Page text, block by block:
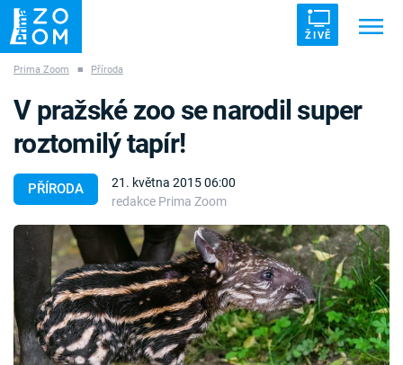
ŽIVĚ
ZÁHADY VETŘELCI DÁVNOVĚKU
Témata
Témata
Pořady
Prima Zoom ■ Příroda
PŘÍRODA
21. května 2015 06:00
redakce Prima Zoom
V pražské zoo se narodil super
roztomilý tapír!